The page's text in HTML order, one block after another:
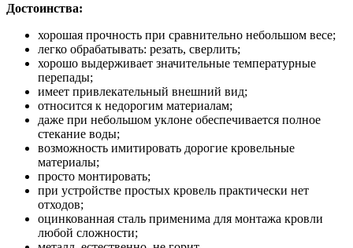
Достоинства:
хорошая прочность при сравнительно небольшом весе;
легко обрабатывать: резать, сверлить;
хорошо выдерживает значительные температурные
перепады;
имеет привлекательный внешний вид;
относится к недорогим материалам;
даже при небольшом уклоне обеспечивается полное
стекание воды;
возможность имитировать дорогие кровельные
материалы;
просто монтировать;
при устройстве простых кровель практически нет
отходов;
оцинкованная сталь применима для монтажа кровли
любой сложности;